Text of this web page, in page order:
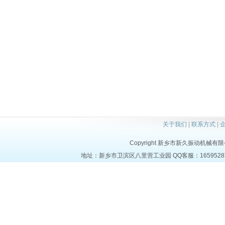
关于我们 | 联系方式|
Copyright 新乡市新久振动机械有
地址：新乡市卫滨区八里营工业园 QQ客服：